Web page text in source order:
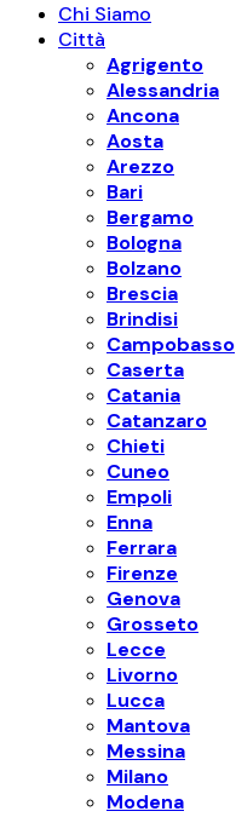
Chi Siamo
Città
Agrigento
Alessandria
Ancona
Aosta
Arezzo
Bari
Bergamo
Bologna
Bolzano
Brescia
Brindisi
Campobasso
Caserta
Catania
Catanzaro
Chieti
Cuneo
Empoli
Enna
Ferrara
Firenze
Genova
Grosseto
Lecce
Livorno
Lucca
Mantova
Messina
Milano
Modena